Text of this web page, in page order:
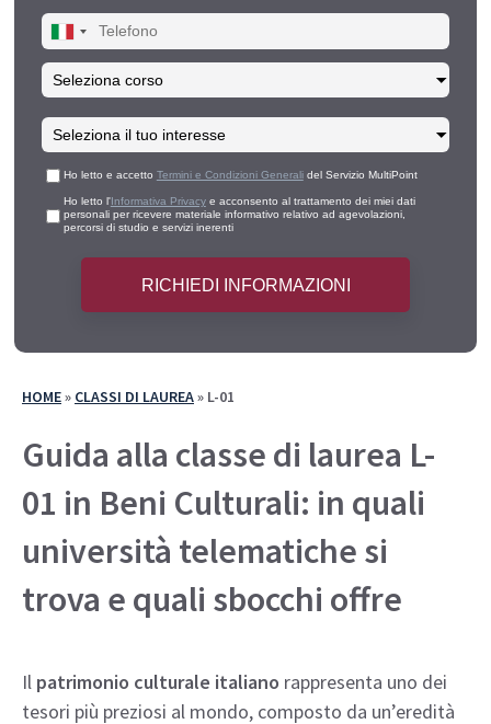
Ho letto e accetto Termini e Condizioni Generalidel Servizio MultiPoint
Ho letto l'Informativa Privacye acconsento al trattamento dei miei dati
personali per ricevere materiale informativo relativo ad agevolazioni,
percorsi di studio e servizi inerenti
HOME» CLASSI DI LAUREA» L-01
Guida alla classe di laurea L-
01 in Beni Culturali: in quali
università telematiche si
trova e quali sbocchi offre
Il patrimonio culturale italiano rappresenta uno dei
tesori più preziosi al mondo, composto da un’eredità